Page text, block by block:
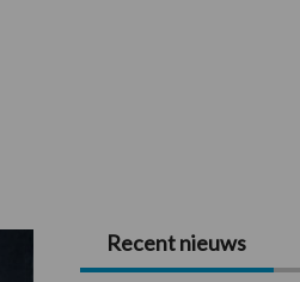
Primaire
Recent nieuws